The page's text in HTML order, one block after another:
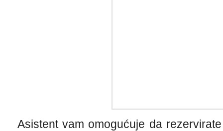
Asistent vam omogućuje da